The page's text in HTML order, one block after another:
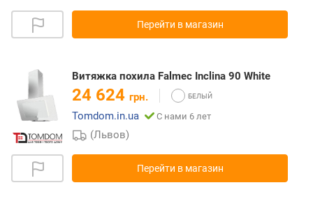
Перейти в магазин
Витяжка похила Falmec Inclina 90 White
24 624 грн.
Tomdom.in.ua
С нами 6 лет
(Львов)
Перейти в магазин